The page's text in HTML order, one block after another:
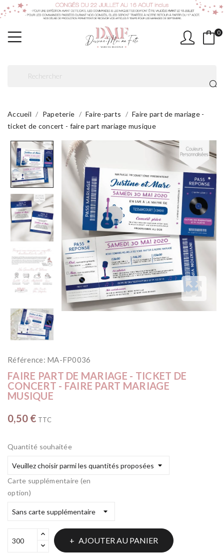
0
Accueil Papeterie Faire-parts
Faire part de mariage -
ticket de concert - faire part mariage musique
Référence: MA-FP0036
FAIRE PART DE MARIAGE - TICKET DE
CONCERT - FAIRE PART MARIAGE
MUSIQUE
0,50 € TTC
Quantité souhaitée
Carte supplémentaire (en
option)
AJOUTER AU PANIER